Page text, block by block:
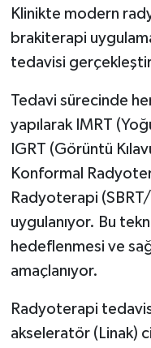
Klinikte modern
brakiterapi
tedavisi
Tedavi sürecinde
yapılarak IMRT
IGRT (Görüntü
Konformal
Radyoterapi
uygulanıyor. Bu
hedeflenmesi ve
amaçlanıyor.
Radyoterapi
akseleratör (Linak)
Sağlık & Yaşam
Spor
Yaşam